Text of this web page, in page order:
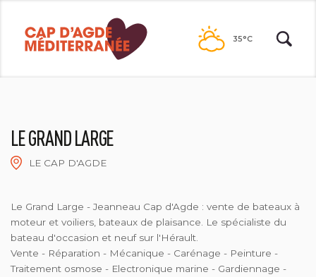
contenu
35°C
LE GRAND LARGE
LE CAP D'AGDE
Le Grand Large - Jeanneau Cap d'Agde : vente de bateaux à
moteur et voiliers, bateaux de plaisance. Le spécialiste du
bateau d'occasion et neuf sur l'Hérault.
Vente - Réparation - Mécanique - Carénage - Peinture -
Traitement osmose - Electronique marine - Gardiennage -